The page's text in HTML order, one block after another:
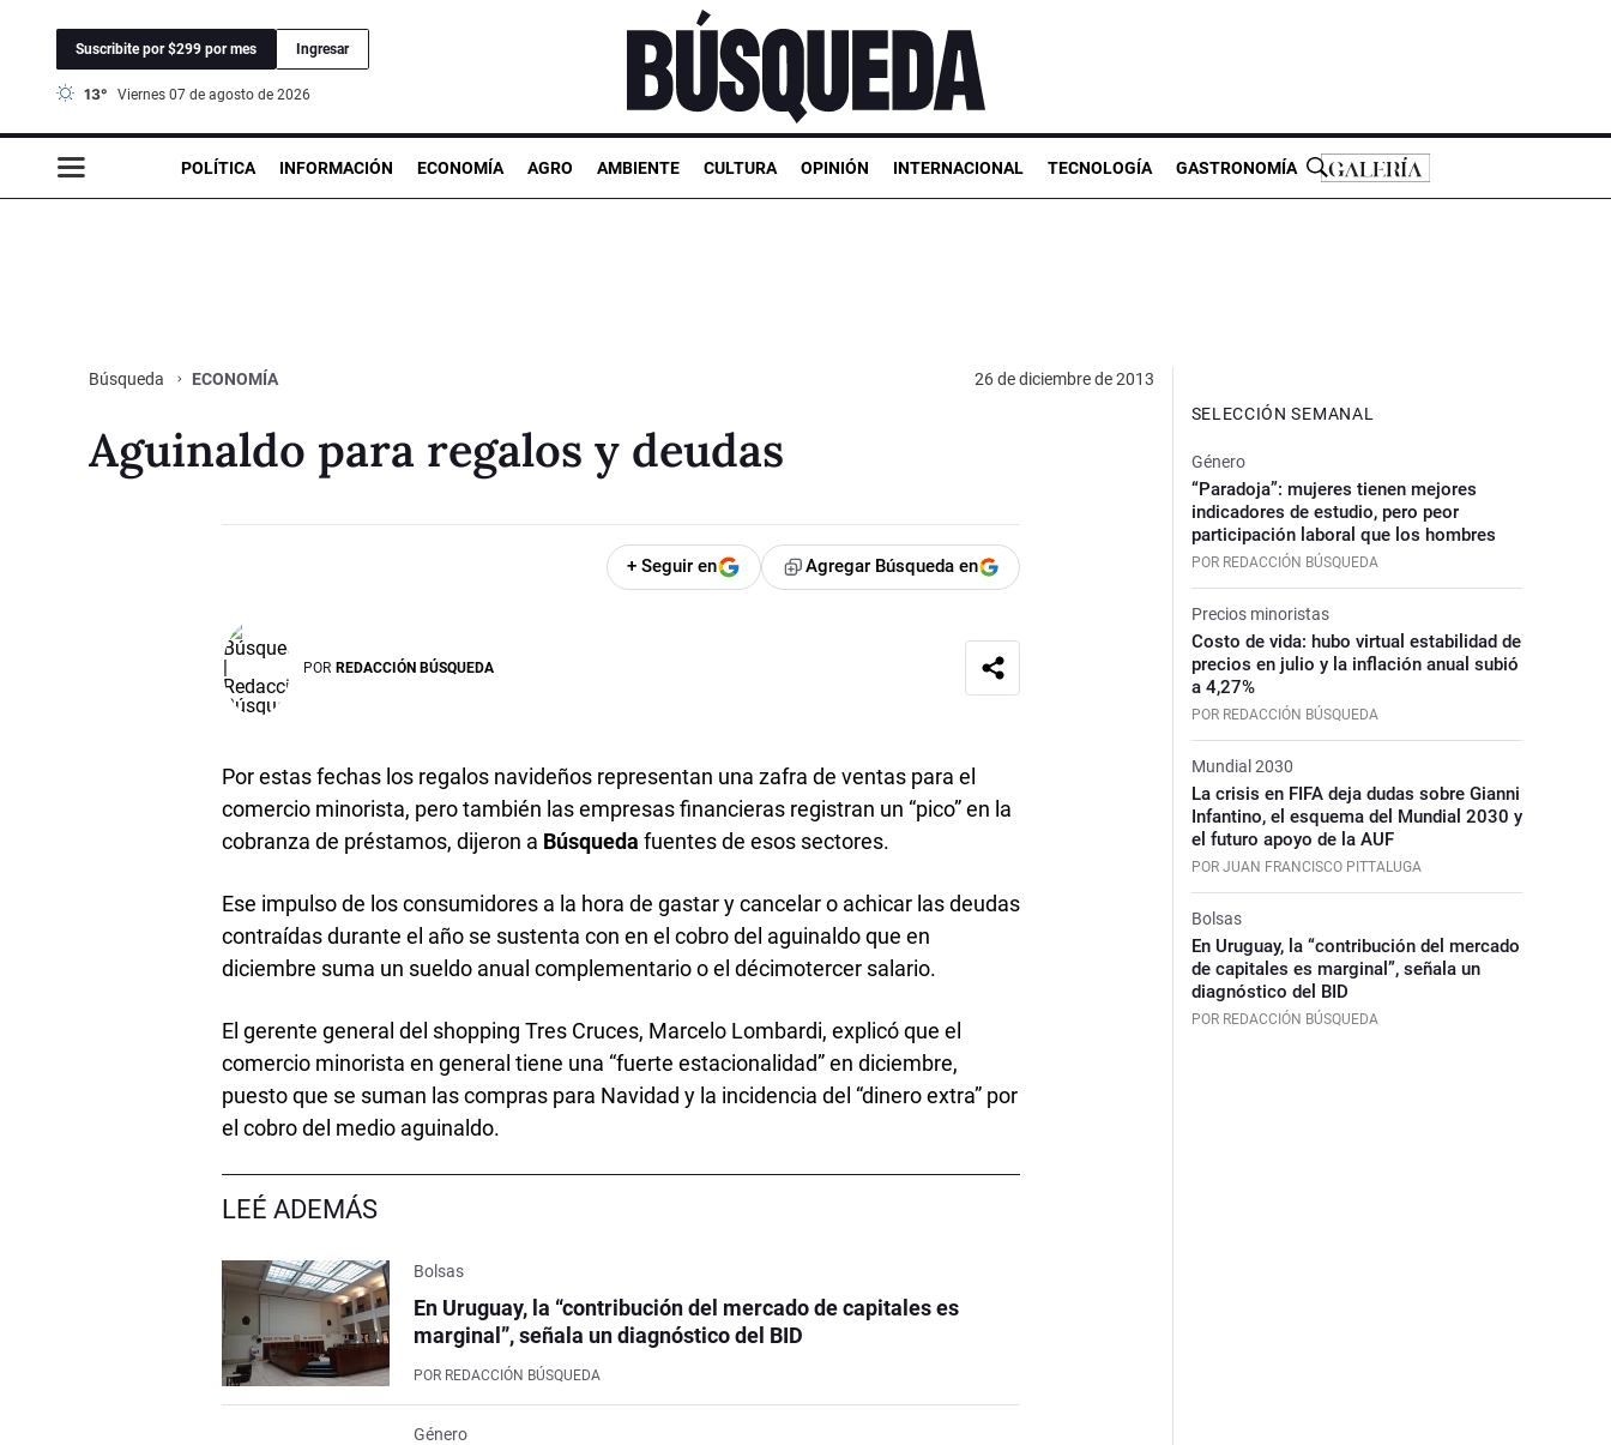
Suscribite por $299 por mes Ingresar
13° viernes 07 de agosto de 2026
POLÍTICA INFORMACIÓN ECONOMÍA AGRO AMBIENTE CULTURA OPINIÓN INTERNACIONAL TECNOLOGÍA GASTRONOMÍA
Búsqueda ECONOMÍA 26 de diciembre de 2013
Aguinaldo para regalos y deudas
+ Seguir en Agregar Búsqueda en
POR REDACCIÓN BÚSQUEDA
Por estas fechas los regalos navideños representan una zafra de ventas para el
comercio minorista, pero también las empresas financieras registran un “pico” en la
cobranza de préstamos, dijeron a Búsqueda fuentes de esos sectores.
Ese impulso de los consumidores a la hora de gastar y cancelar o achicar las deudas
contraídas durante el año se sustenta con en el cobro del aguinaldo que en
diciembre suma un sueldo anual complementario o el décimotercer salario.
El gerente general del shopping Tres Cruces, Marcelo Lombardi, explicó que el
comercio minorista en general tiene una “fuerte estacionalidad” en diciembre,
puesto que se suman las compras para Navidad y la incidencia del “dinero extra” por
el cobro del medio aguinaldo.
LEÉ ADEMÁS
Bolsas
En Uruguay, la “contribución del mercado de capitales es
marginal”, señala un diagnóstico del BID
POR REDACCIÓN BÚSQUEDA
Género
SELECCIÓN SEMANAL
Género
“Paradoja”: mujeres tienen mejores
indicadores de estudio, pero peor
participación laboral que los hombres
POR REDACCIÓN BÚSQUEDA
Precios minoristas
Costo de vida: hubo virtual estabilidad de
precios en julio y la inflación anual subió
a 4,27%
POR REDACCIÓN BÚSQUEDA
Mundial 2030
La crisis en FIFA deja dudas sobre Gianni
Infantino, el esquema del Mundial 2030 y
el futuro apoyo de la AUF
POR JUAN FRANCISCO PITTALUGA
Bolsas
En Uruguay, la “contribución del mercado
de capitales es marginal”, señala un
diagnóstico del BID
POR REDACCIÓN BÚSQUEDA